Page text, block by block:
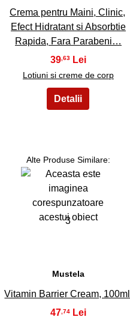
Crema pentru Maini, Clinic,
Efect Hidratant si Absorbtie
Rapida, Fara Parabeni…
39,63
Lotiuni si creme de corp
Alte Produse Similare:
3
Mustela
Vitamin Barrier Cream, 100ml
47,74